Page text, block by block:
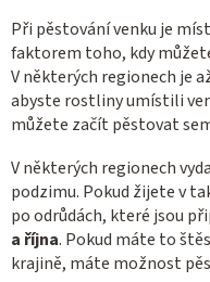
Při pěstování venku je
faktorem toho, kdy
V některých regionech je
abyste rostliny umístili
můžete začít pěstovat
V některých regionech
podzimu. Pokud žijete v
po odrůdách, které jsou
a října. Pokud máte to
krajině, máte možnost